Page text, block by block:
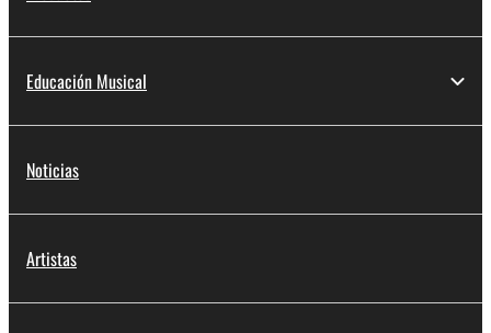
Educación Musical
Noticias
Artistas